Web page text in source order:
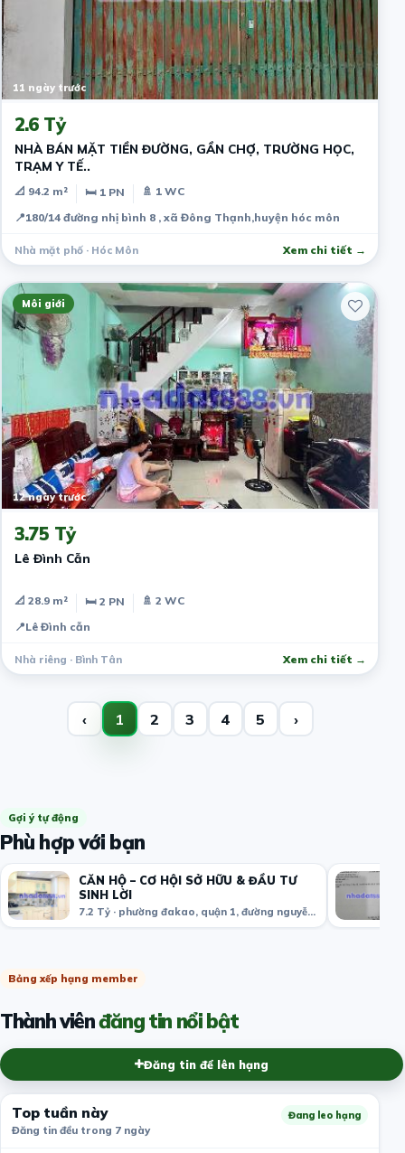
11 ngày trước
2.6 Tỷ
NHÀ BÁN MẶT TIỀN ĐƯỜNG, GẦN CHỢ, TRƯỜNG HỌC,
TRẠM Y TẾ..
📐 94.2 m² 🛏 1 PN
🚿 1 WC
📍180/14 đường nhị bình 8 , xã Đông Thạnh,huyện hóc môn
Nhà mặt phố · Hóc Môn Xem chi tiết →
Môi giới
12 ngày trước
3.75 Tỷ
Lê Đình Cẫn
📐 28.9 m² 🛏 2 PN
🚿 2 WC
📍Lê Đình cẫn
Nhà riêng · Bình Tân Xem chi tiết →
‹ 1 2 3 4 5 ›
Gợi ý tự động
Phù hợp với bạn
CĂN HỘ – CƠ HỘI SỞ HỮU & ĐẦU TƯ
SINH LỜI
7.2 Tỷ · phường đakao, quận 1, đường nguyễn văn giai. tphcm
Bảng xếp hạng member
Thành viênđăng tin nổi bật
Đăng tin để lên hạng
Top tuần này
Đăng tin đều trong 7 ngày
Đang leo hạng